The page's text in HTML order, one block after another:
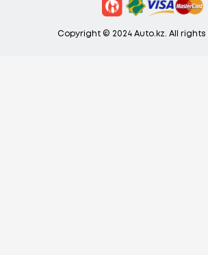
Copyright © 2024 Auto.kz. All